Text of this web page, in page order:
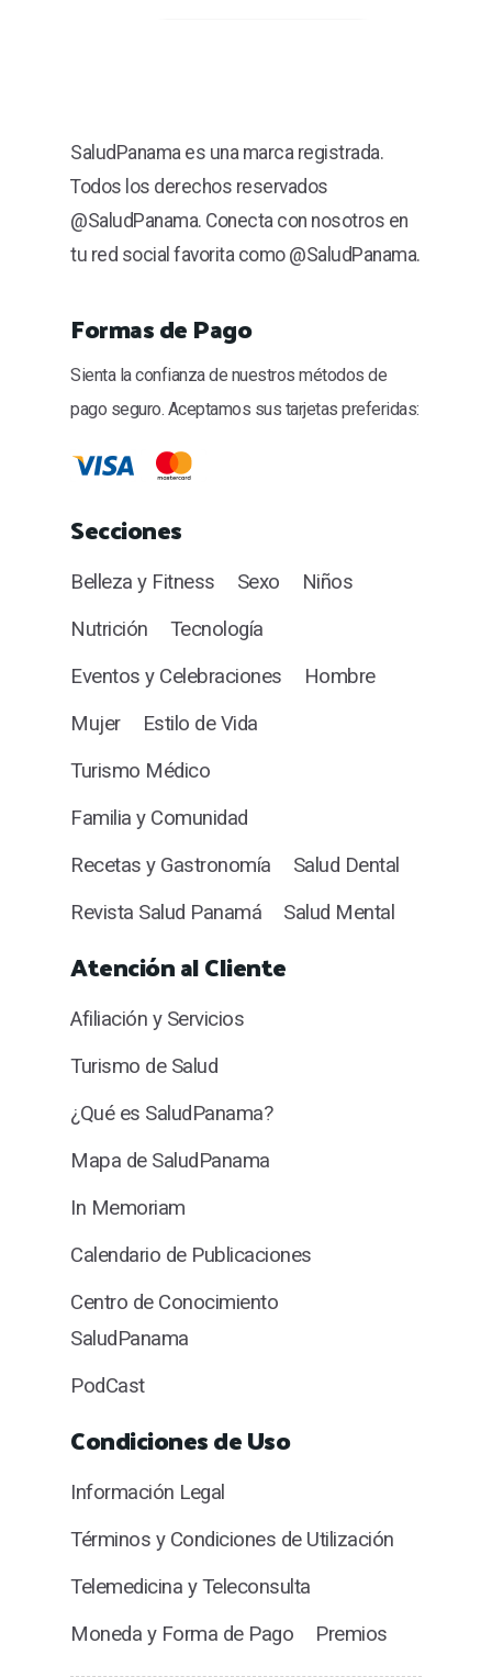
SaludPanama es una marca registrada.
Todos los derechos reservados
@SaludPanama. Conecta con nosotros en
tu red social favorita como @SaludPanama.
Formas de Pago
Sienta la confianza de nuestros métodos de
pago seguro. Aceptamos sus tarjetas preferidas:
Secciones
Belleza y Fitness Sexo
Niños
Nutrición
Tecnología
Eventos y Celebraciones
Hombre
Mujer
Estilo de Vida
Turismo Médico
Familia y Comunidad
Recetas y Gastronomía
Salud Dental
Revista Salud Panamá
Salud Mental
Atención al Cliente
Afiliación y Servicios
Turismo de Salud
¿Qué es SaludPanama?
Mapa de SaludPanama
In Memoriam
Calendario de Publicaciones
Centro de Conocimiento
SaludPanama
PodCast
Condiciones de Uso
Información Legal
Términos y Condiciones de Utilización
Telemedicina y Teleconsulta
Moneda y Forma de Pago
Premios